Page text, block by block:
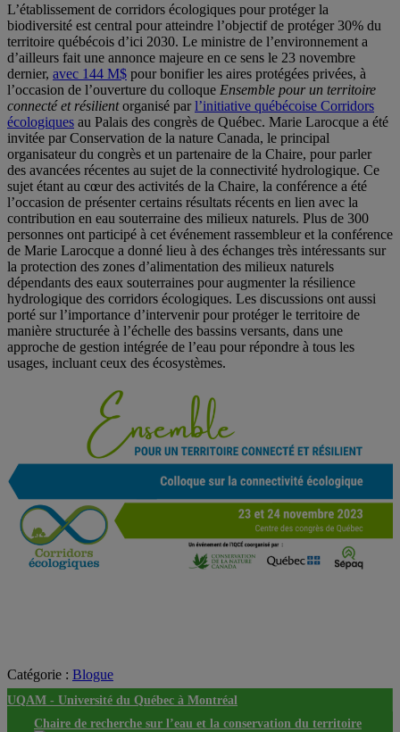
L’établissement de corridors écologiques pour protéger la
biodiversité est central pour atteindre l’objectif de protéger 30% du
territoire québécois d’ici 2030. Le ministre de l’environnement a
d’ailleurs fait une annonce majeure en ce sens le 23 novembre
dernier, avec 144 M$ pour bonifier les aires protégées privées, à
l’occasion de l’ouverture du colloque Ensemble pour un territoire
connecté et résilientorganisé parl’initiative québécoise Corridors
écologiques au Palais des congrès de Québec. Marie Larocque a été
invitée par Conservation de la nature Canada, le principal
organisateur du congrès et un partenaire de la Chaire, pour parler
des avancées récentes au sujet de la connectivité hydrologique. Ce
sujet étant au cœur des activités de la Chaire, la conférence a été
l’occasion de présenter certains résultats récents en lien avec la
contribution en eau souterraine des milieux naturels. Plus de 300
personnes ont participé à cet événement rassembleur et la conférence
de Marie Larocque a donné lieu à des échanges très intéressants sur
la protection des zones d’alimentation des milieux naturels
dépendants des eaux souterraines pour augmenter la résilience
hydrologique des corridors écologiques. Les discussions ont aussi
porté sur l’importance d’intervenir pour protéger le territoire de
manière structurée à l’échelle des bassins versants, dans une
approche de gestion intégrée de l’eau pour répondre à tous les
usages, incluant ceux des écosystèmes.
Catégorie : Blogue
UQAM - Université du Québec à Montréal
Chaire de recherche sur l’eau et la conservation du territoire